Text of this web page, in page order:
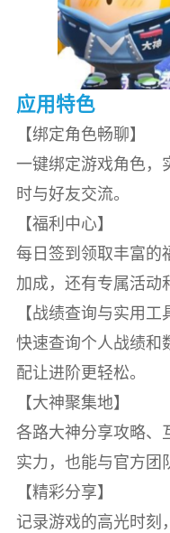
应用特色
【绑定角色畅聊】
一键绑定游戏角色，
时与好友交流。
【福利中心】
每日签到领取丰富的
加成，还有专属活动
【战绩查询与实用工
快速查询个人战绩和
配让进阶更轻松。
【大神聚集地】
各路大神分享攻略、
实力，也能与官方团
【精彩分享】
记录游戏的高光时刻